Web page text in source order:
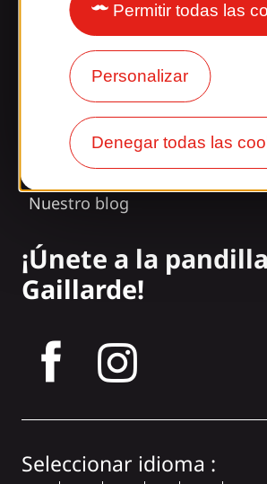
Permitir todas las
Personalizar
Denegar todas las
¿Le sorprende
diseño?
Nuestros horarios
Acceso y transporte
Nuestros folletos
Nuestro blog
¡Únete a la pandilla
Gaillarde!
Seleccionar idioma :